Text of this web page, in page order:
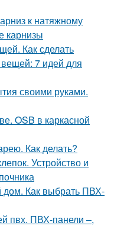
к натяжному
карнизы
Как сделать
7 идей для
своими руками.
OSB в каркасной
Как делать?
Устройство и
дом. Как выбрать ПВХ-
пвх. ПВХ-панели –,